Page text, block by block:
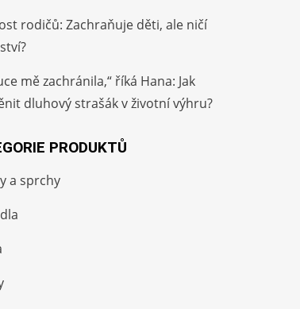
rodičů: Zachraňuje děti, ale ničí
mě zachránila,“ říká Hana: Jak
dluhový strašák v životní výhru?
PRODUKTŮ
a sprchy